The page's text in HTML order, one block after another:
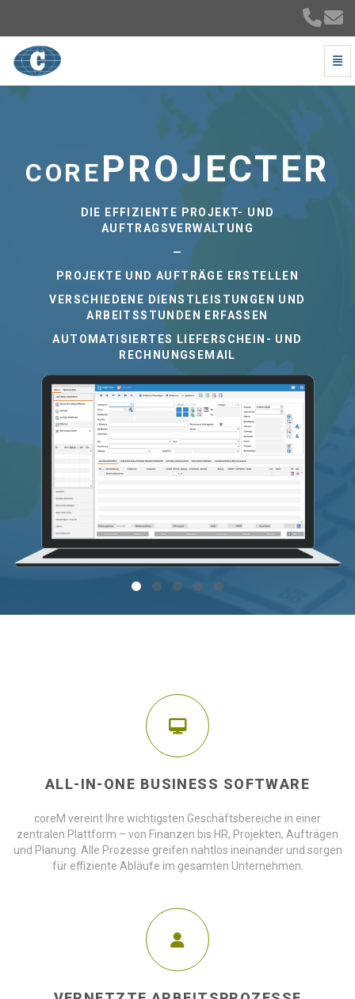
Consultra AG - zur Hauptseite
corePROJECTER
DIE EFFIZIENTE PROJEKT- UND
AUFTRAGSVERWALTUNG
—
PROJEKTE UND AUFTRÄGE ERSTELLEN
VERSCHIEDENE DIENSTLEISTUNGEN UND
ARBEITSSTUNDEN ERFASSEN
AUTOMATISIERTES LIEFERSCHEIN- UND
RECHNUNGSEMAIL
ALL-IN-ONE BUSINESS SOFTWARE
coreM vereint Ihre wichtigsten Geschäftsbereiche in einer
zentralen Plattform – von Finanzen bis HR, Projekten, Aufträgen
und Planung. Alle Prozesse greifen nahtlos ineinander und sorgen
für effiziente Abläufe im gesamten Unternehmen.